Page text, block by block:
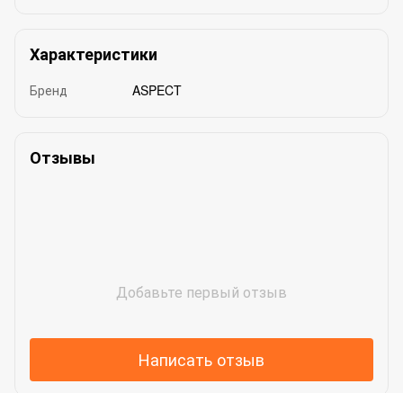
Характеристики
Бренд ASPECT
Отзывы
Добавьте первый отзыв
Написать отзыв